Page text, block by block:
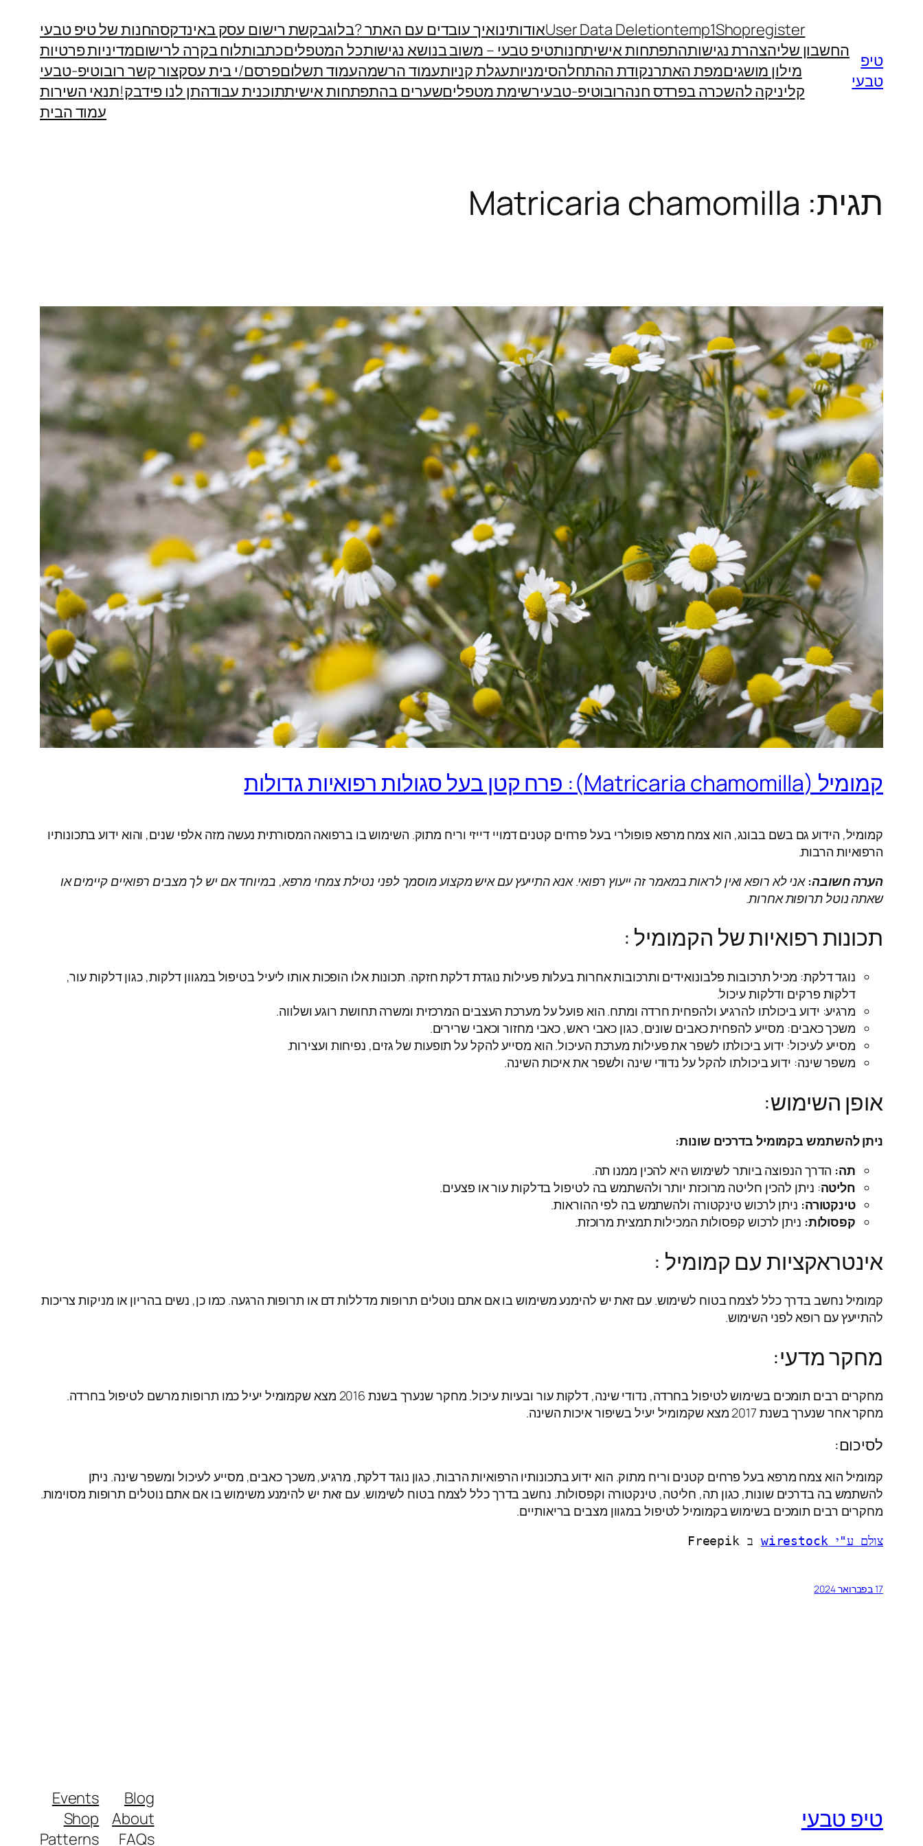
טיפ
טבעי
register
Shop
temp1
User Data Deletionאודותינואיך עובדים עם האתר ?בלוגבקשת רישום עסק באינדקסהחנות של טיפ טבעי
החשבון שליהצהרת נגישותהתפתחות אישיתחנותטיפ טבעי – משוב בנושא נגישותכל המטפליםכתבותלוח בקרה לרישוםמדיניות פרטיות
מילון מושגיםמפת האתרנקודת ההתחלהסימניותעגלת קניותעמוד הרשמהעמוד תשלוםפרסם/י בית עסקצור קשר רובוטיפ-טבעי
קליניקה להשכרה בפרדס חנהרובוטיפ-טבעירשימת מטפליםשערים בהתפתחות אישיתתוכנית עבודהתן לנו פידבק!תנאי השירות
עמוד הבית
תגית: Matricaria chamomilla
קמומיל (Matricaria chamomilla): פרח קטן בעל סגולות רפואיות גדולות
קמומיל, הידוע גם בשם בבונג, הוא צמח מרפא פופולרי בעל פרחים קטנים דמויי דייזי וריח מתוק. השימוש בו ברפואה המסורתית נעשה מזה אלפי שנים, והוא ידוע בתכונותיו
הרפואיות הרבות.
הערה חשובה: אני לא רופא ואין לראות במאמר זה ייעוץ רפואי. אנא התייעץ עם איש מקצוע מוסמך לפני נטילת צמחי מרפא, במיוחד אם יש לך מצבים רפואיים קיימים או
שאתה נוטל תרופות אחרות.
תכונות רפואיות של הקמומיל :
נוגד דלקת: מכיל תרכובות פלבונואידים ותרכובות אחרות בעלות פעילות נוגדת דלקת חזקה. תכונות אלו הופכות אותו ליעיל בטיפול במגוון דלקות, כגון דלקות עור,
דלקות פרקים ודלקות עיכול.
מרגיע: ידוע ביכולתו להרגיע ולהפחית חרדה ומתח. הוא פועל על מערכת העצבים המרכזית ומשרה תחושת רוגע ושלווה.
משכך כאבים: מסייע להפחית כאבים שונים, כגון כאבי ראש, כאבי מחזור וכאבי שרירים.
מסייע לעיכול: ידוע ביכולתו לשפר את פעילות מערכת העיכול. הוא מסייע להקל על תופעות של גזים, נפיחות ועצירות.
משפר שינה: ידוע ביכולתו להקל על נדודי שינה ולשפר את איכות השינה.
אופן השימוש:
ניתן להשתמש בקמומיל בדרכים שונות:
תה: הדרך הנפוצה ביותר לשימוש היא להכין ממנו תה.
חליטה: ניתן להכין חליטה מרוכזת יותר ולהשתמש בה לטיפול בדלקות עור או פצעים.
טינקטורה: ניתן לרכוש טינקטורה ולהשתמש בה לפי ההוראות.
קפסולות: ניתן לרכוש קפסולות המכילות תמצית מרוכזת.
אינטראקציות עם קמומיל :
קמומיל נחשב בדרך כלל לצמח בטוח לשימוש. עם זאת יש להימנע משימוש בו אם אתם נוטלים תרופות מדללות דם או תרופות הרגעה. כמו כן, נשים בהריון או מניקות צריכות
להתייעץ עם רופא לפני השימוש.
מחקר מדעי:
מחקרים רבים תומכים בשימוש לטיפול בחרדה, נדודי שינה, דלקות עור ובעיות עיכול. מחקר שנערך בשנת 2016 מצא שקמומיל יעיל כמו תרופות מרשם לטיפול בחרדה.
מחקר אחר שנערך בשנת 2017 מצא שקמומיל יעיל בשיפור איכות השינה.
לסיכום:
קמומיל הוא צמח מרפא בעל פרחים קטנים וריח מתוק. הוא ידוע בתכונותיו הרפואיות הרבות, כגון נוגד דלקת, מרגיע, משכך כאבים, מסייע לעיכול ומשפר שינה. ניתן
להשתמש בה בדרכים שונות, כגון תה, חליטה, טינקטורה וקפסולות. נחשב בדרך כלל לצמח בטוח לשימוש. עם זאת יש להימנע משימוש בו אם אתם נוטלים תרופות מסוימות.
מחקרים רבים תומכים בשימוש בקמומיל לטיפול במגוון מצבים בריאותיים.
צולם ע"י wirestock ב Freepik
17 בפברואר 2024
טיפ טבעי
Blog
About
FAQs
Events
Shop
Patterns